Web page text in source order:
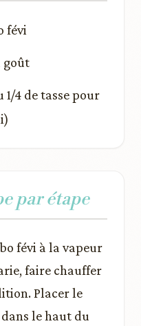
févi
goût
4 de tasse pour
par étape
févi à la vapeur
faire chauffer
Placer le
le haut du